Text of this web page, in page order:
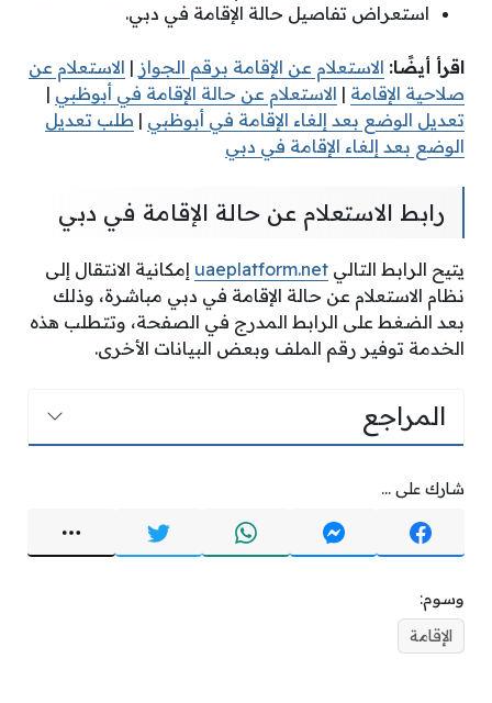
استعراض تفاصيل حالة الإقامة في دبي.
اقرأ أيضًا: الاستعلام عن الإقامة برقم الجواز | الاستعلام عن
صلاحية الإقامة | الاستعلام عن حالة الإقامة في أبوظبي |
تعديل الوضع بعد إلغاء الإقامة في أبوظبي | طلب تعديل
الوضع بعد إلغاء الإقامة في دبي
رابط الاستعلام عن حالة الإقامة في دبي
يتيح الرابط التالي uaeplatform.net إمكانية الانتقال إلى
نظام الاستعلام عن حالة الإقامة في دبي مباشرة، وذلك
بعد الضغط على الرابط المدرج في الصفحة، وتتطلب هذه
الخدمة توفير رقم الملف وبعض البيانات الأخرى.
المراجع
شارك على ...
وسوم:
الإقامة